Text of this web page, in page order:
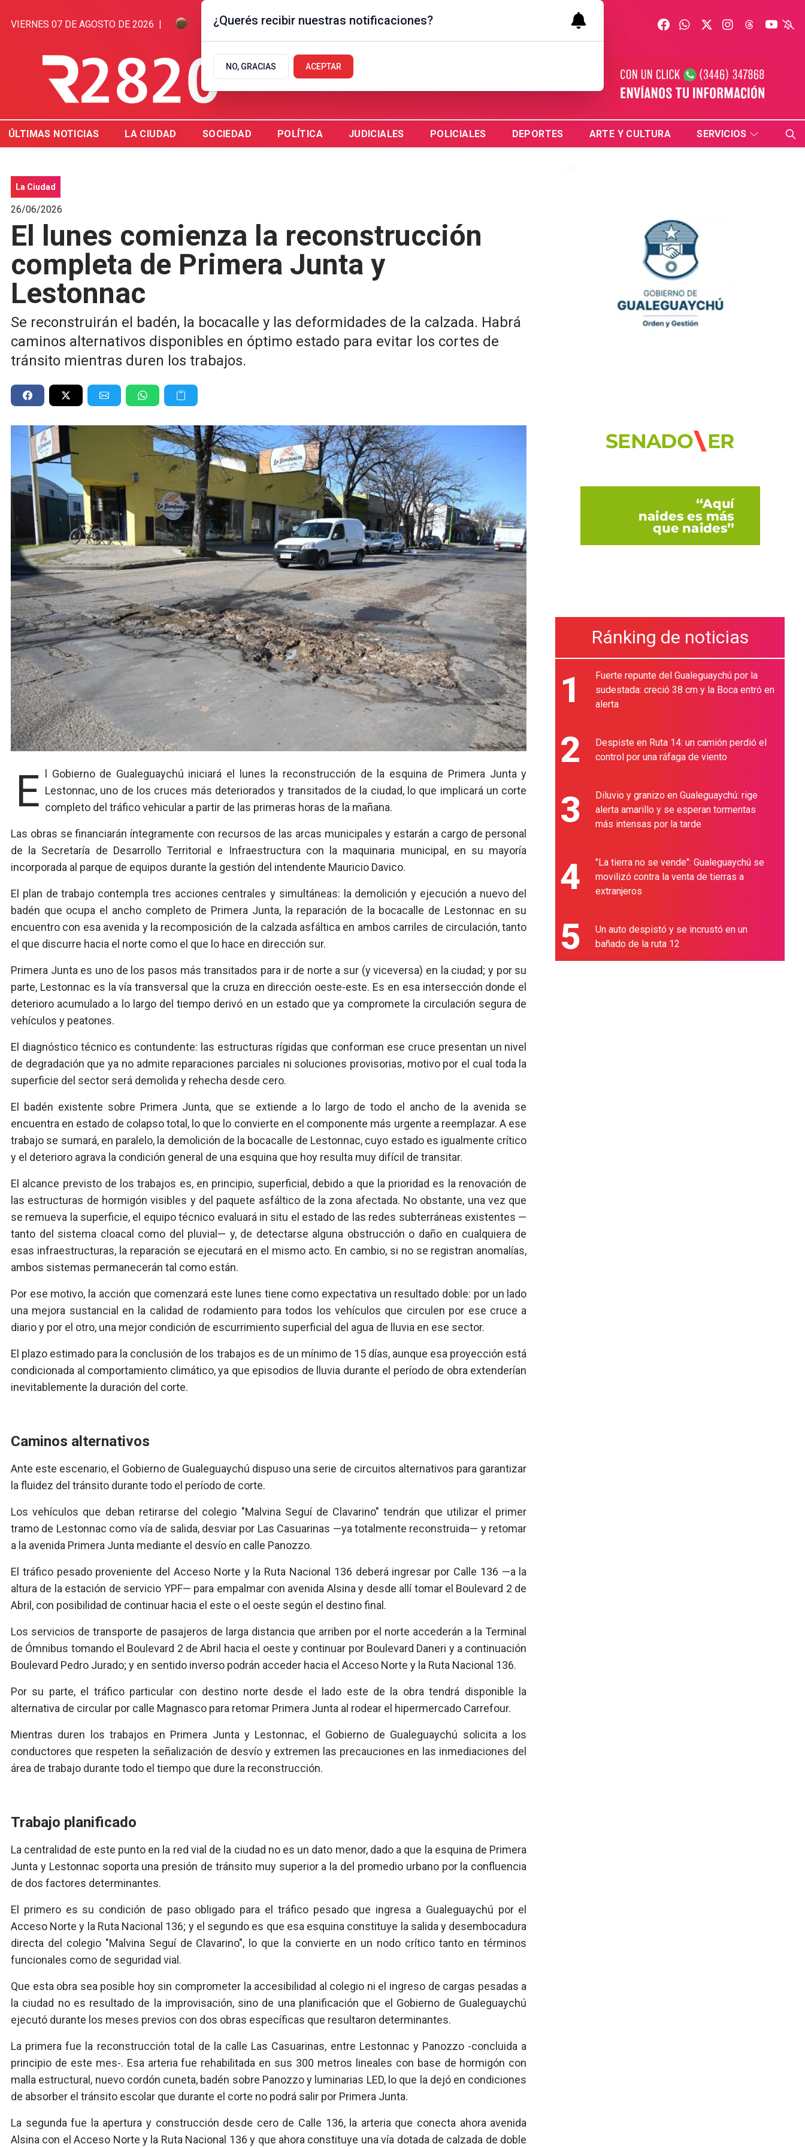
VIERNES 07 DE AGOSTO DE 2026 | 7.2ºC | GUALEGUAYCHÚ, AR
ÚLTIMAS NOTICIAS LA CIUDAD SOCIEDAD POLÍTICA JUDICIALES POLICIALES DEPORTES ARTE Y CULTURA SERVICIOS
La Ciudad
26/06/2026
El lunes comienza la reconstrucción
completa de Primera Junta y
Lestonnac
Se reconstruirán el badén, la bocacalle y las deformidades de la calzada. Habrá
caminos alternativos disponibles en óptimo estado para evitar los cortes de
tránsito mientras duren los trabajos.
El Gobierno de Gualeguaychú iniciará el lunes la reconstrucción de la esquina de Primera Junta y Lestonnac, uno de los cruces más deteriorados y transitados de la ciudad, lo que implicará un corte
completo del tráfico vehicular a partir de las primeras horas de la mañana.
Las obras se financiarán íntegramente con recursos de las arcas municipales y estarán a cargo de personal
de la Secretaría de Desarrollo Territorial e Infraestructura con la maquinaria municipal, en su mayoría
incorporada al parque de equipos durante la gestión del intendente Mauricio Davico.
El plan de trabajo contempla tres acciones centrales y simultáneas: la demolición y ejecución a nuevo del
badén que ocupa el ancho completo de Primera Junta, la reparación de la bocacalle de Lestonnac en su
encuentro con esa avenida y la recomposición de la calzada asfáltica en ambos carriles de circulación, tanto
el que discurre hacia el norte como el que lo hace en dirección sur.
Primera Junta es uno de los pasos más transitados para ir de norte a sur (y viceversa) en la ciudad; y por su
parte, Lestonnac es la vía transversal que la cruza en dirección oeste-este. Es en esa intersección donde el
deterioro acumulado a lo largo del tiempo derivó en un estado que ya compromete la circulación segura de
vehículos y peatones.
El diagnóstico técnico es contundente: las estructuras rígidas que conforman ese cruce presentan un nivel
de degradación que ya no admite reparaciones parciales ni soluciones provisorias, motivo por el cual toda la
superficie del sector será demolida y rehecha desde cero.
El badén existente sobre Primera Junta, que se extiende a lo largo de todo el ancho de la avenida se
encuentra en estado de colapso total, lo que lo convierte en el componente más urgente a reemplazar. A ese
trabajo se sumará, en paralelo, la demolición de la bocacalle de Lestonnac, cuyo estado es igualmente crítico
y el deterioro agrava la condición general de una esquina que hoy resulta muy difícil de transitar.
El alcance previsto de los trabajos es, en principio, superficial, debido a que la prioridad es la renovación de
las estructuras de hormigón visibles y del paquete asfáltico de la zona afectada. No obstante, una vez que
se remueva la superficie, el equipo técnico evaluará in situ el estado de las redes subterráneas existentes —
tanto del sistema cloacal como del pluvial— y, de detectarse alguna obstrucción o daño en cualquiera de
esas infraestructuras, la reparación se ejecutará en el mismo acto. En cambio, si no se registran anomalías,
ambos sistemas permanecerán tal como están.
Por ese motivo, la acción que comenzará este lunes tiene como expectativa un resultado doble: por un lado
una mejora sustancial en la calidad de rodamiento para todos los vehículos que circulen por ese cruce a
diario y por el otro, una mejor condición de escurrimiento superficial del agua de lluvia en ese sector.
El plazo estimado para la conclusión de los trabajos es de un mínimo de 15 días, aunque esa proyección está
condicionada al comportamiento climático, ya que episodios de lluvia durante el período de obra extenderían
inevitablemente la duración del corte.
Caminos alternativos
Ante este escenario, el Gobierno de Gualeguaychú dispuso una serie de circuitos alternativos para garantizar
la fluidez del tránsito durante todo el período de corte.
Los vehículos que deban retirarse del colegio "Malvina Seguí de Clavarino" tendrán que utilizar el primer
tramo de Lestonnac como vía de salida, desviar por Las Casuarinas —ya totalmente reconstruida— y retomar
a la avenida Primera Junta mediante el desvío en calle Panozzo.
El tráfico pesado proveniente del Acceso Norte y la Ruta Nacional 136 deberá ingresar por Calle 136 —a la
altura de la estación de servicio YPF— para empalmar con avenida Alsina y desde allí tomar el Boulevard 2 de
Abril, con posibilidad de continuar hacia el este o el oeste según el destino final.
Los servicios de transporte de pasajeros de larga distancia que arriben por el norte accederán a la Terminal
de Ómnibus tomando el Boulevard 2 de Abril hacia el oeste y continuar por Boulevard Daneri y a continuación
Boulevard Pedro Jurado; y en sentido inverso podrán acceder hacia el Acceso Norte y la Ruta Nacional 136.
Por su parte, el tráfico particular con destino norte desde el lado este de la obra tendrá disponible la
alternativa de circular por calle Magnasco para retomar Primera Junta al rodear el hipermercado Carrefour.
Mientras duren los trabajos en Primera Junta y Lestonnac, el Gobierno de Gualeguaychú solicita a los
conductores que respeten la señalización de desvío y extremen las precauciones en las inmediaciones del
área de trabajo durante todo el tiempo que dure la reconstrucción.
Trabajo planificado
La centralidad de este punto en la red vial de la ciudad no es un dato menor, dado a que la esquina de Primera
Junta y Lestonnac soporta una presión de tránsito muy superior a la del promedio urbano por la confluencia
de dos factores determinantes.
El primero es su condición de paso obligado para el tráfico pesado que ingresa a Gualeguaychú por el
Acceso Norte y la Ruta Nacional 136; y el segundo es que esa esquina constituye la salida y desembocadura
directa del colegio "Malvina Seguí de Clavarino", lo que la convierte en un nodo crítico tanto en términos
funcionales como de seguridad vial.
Que esta obra sea posible hoy sin comprometer la accesibilidad al colegio ni el ingreso de cargas pesadas a
la ciudad no es resultado de la improvisación, sino de una planificación que el Gobierno de Gualeguaychú
ejecutó durante los meses previos con dos obras específicas que resultaron determinantes.
La primera fue la reconstrucción total de la calle Las Casuarinas, entre Lestonnac y Panozzo -concluida a
principio de este mes-. Esa arteria fue rehabilitada en sus 300 metros lineales con base de hormigón con
malla estructural, nuevo cordón cuneta, badén sobre Panozzo y luminarias LED, lo que la dejó en condiciones
de absorber el tránsito escolar que durante el corte no podrá salir por Primera Junta.
La segunda fue la apertura y construcción desde cero de Calle 136, la arteria que conecta ahora avenida
Alsina con el Acceso Norte y la Ruta Nacional 136 y que ahora constituye una vía dotada de calzada de doble
Ránking de noticias
1
Fuerte repunte del Gualeguaychú por la
sudestada: creció 38 cm y la Boca entró en
alerta
2
Despiste en Ruta 14: un camión perdió el
control por una ráfaga de viento
3
Diluvio y granizo en Gualeguaychú: rige
alerta amarillo y se esperan tormentas
más intensas por la tarde
4
"La tierra no se vende": Gualeguaychú se
movilizó contra la venta de tierras a
extranjeros
5
Un auto despistó y se incrustó en un
bañado de la ruta 12
¿Querés recibir nuestras notificaciones?
NO, GRACIAS ACEPTAR